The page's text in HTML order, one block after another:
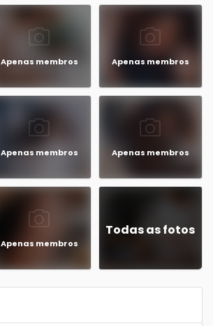
Apenas membros Apenas membros
Apenas membros Apenas membros
Apenas membros
Todas as fotos